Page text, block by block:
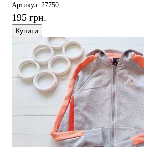
Артикул: 27750
195 грн.
Купити